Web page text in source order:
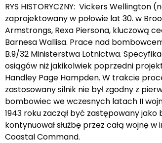
RYS HISTORYCZNY: Vickers
zaprojektowany w połowie lat 30. w
Armstrongs, Rexa Piersona, kluczową
Barnesa Wallisa. Prace nad
B.9/32 Ministerstwa Lotnictwa.
osiągów niż jakikolwiek poprzedni
Handley Page Hampden. W trakcie
zastosowany silnik nie był zgodny z
bombowiec we wczesnych latach II
1943 roku zaczął być zastępowany
kontynuował służbę przez całą wojnę
Coastal Command.